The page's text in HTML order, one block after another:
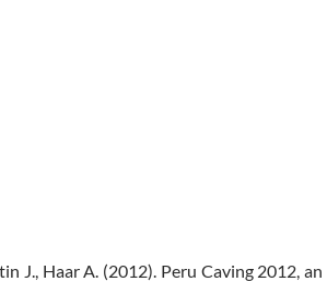
J., Haar A. (2012). Peru Caving 2012, an